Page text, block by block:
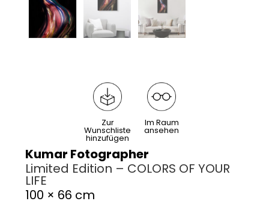
Zur
Wunschliste
hinzufügen
Im Raum
ansehen
Kumar Fotographer
Limited Edition – COLORS OF YOUR
LIFE
100 × 66 cm